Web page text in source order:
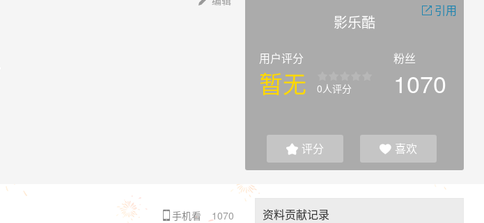
影乐酷
 引用
用户评分
暂无 0人评分
粉丝
1070
 评分  喜欢
1070
手机看 资料贡献记录